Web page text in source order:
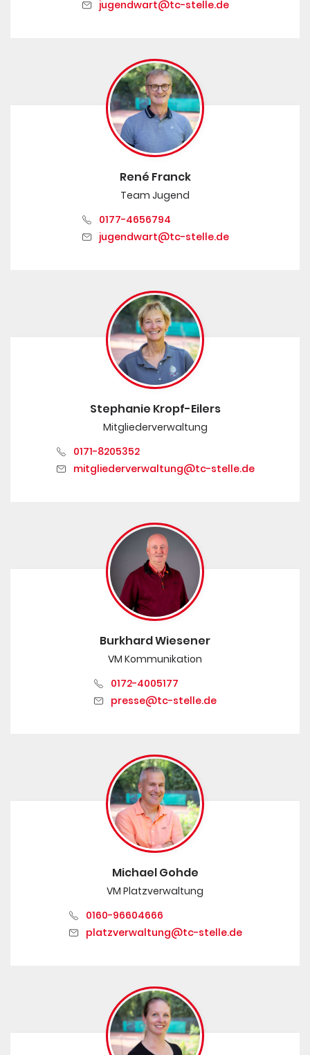
jugendwart@tc-stelle.de
René Franck
Team Jugend
0177-4656794
jugendwart@tc-stelle.de
Stephanie Kropf-Eilers
Mitgliederverwaltung
0171-8205352
mitgliederverwaltung@tc-stelle.de
Burkhard Wiesener
VM Kommunikation
0172-4005177
presse@tc-stelle.de
Michael Gohde
VM Platzverwaltung
0160-96604666
platzverwaltung@tc-stelle.de